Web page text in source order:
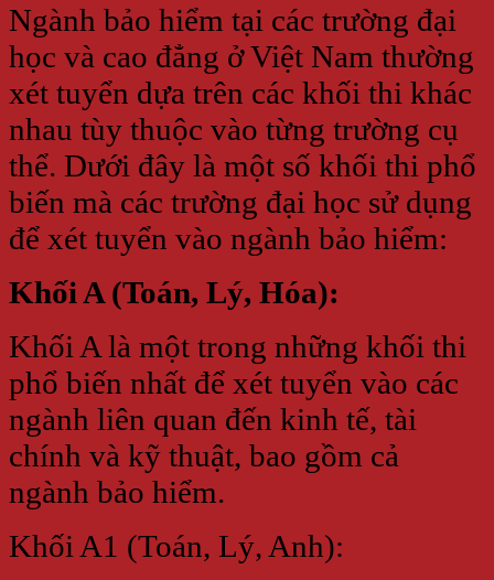
Ngành bảo hiểm tại các trường đại
học và cao đẳng ở Việt Nam thường
xét tuyển dựa trên các khối thi khác
nhau tùy thuộc vào từng trường cụ
thể. Dưới đây là một số khối thi phổ
biến mà các trường đại học sử dụng
để xét tuyển vào ngành bảo hiểm:
Khối A (Toán, Lý, Hóa):
Khối A là một trong những khối thi
phổ biến nhất để xét tuyển vào các
ngành liên quan đến kinh tế, tài
chính và kỹ thuật, bao gồm cả
ngành bảo hiểm.
Khối A1 (Toán, Lý, Anh):